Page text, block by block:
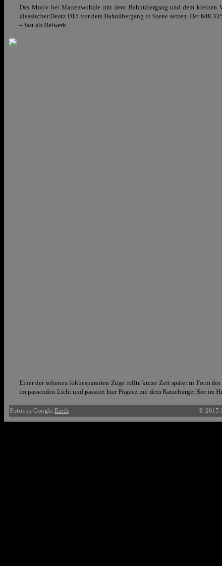
Das Motiv bei Marienwohlde mit dem Bahnübergang und dem
klassischer Deutz D15 vor dem Bahnübergang in Szene setzen. Der 648
– fast als Beiwerk.
Einer der seltenen lokbespannten Züge rollte kurze Zeit später in Form
im passenden Licht und passiert hier Pogeez mit dem Ratzeburger See im
Fotos in Google Earth © 2015